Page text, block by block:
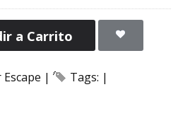
a Carrito
| Tags: |